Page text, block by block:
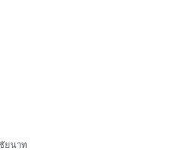
ยนาท